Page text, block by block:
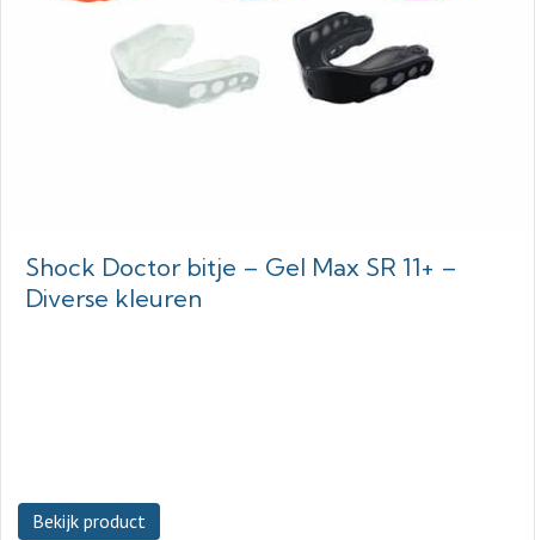
Shock Doctor bitje – Gel Max SR 11+ –
Diverse kleuren
Bekijk product